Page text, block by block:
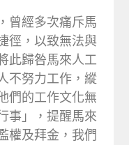
曾經多次痛斥馬
徑，以致無法與
此歸咎馬來人工
不努力工作，縱
們的工作文化無
事」，提醒馬來
權及拜金，我們